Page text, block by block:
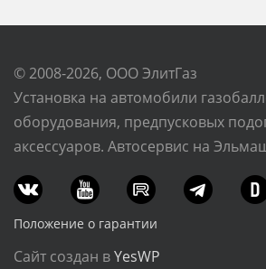
© 2008-2026, ООО ЭлитГаз
Установка на автомобили
оборудования, предпусковых
аксессуаров. Автосервис на
Положение о гарантии
Сайт создан вYesWP